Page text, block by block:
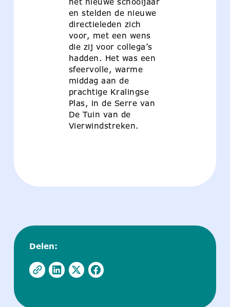
Delen:
en stelden de nieuwe
directieleden zich
voor, met een wens
die zij voor collega’s
hadden. Het was een
sfeervolle, warme
middag aan de
prachtige Kralingse
Plas, in de Serre van
De Tuin van de
Vierwindstreken.